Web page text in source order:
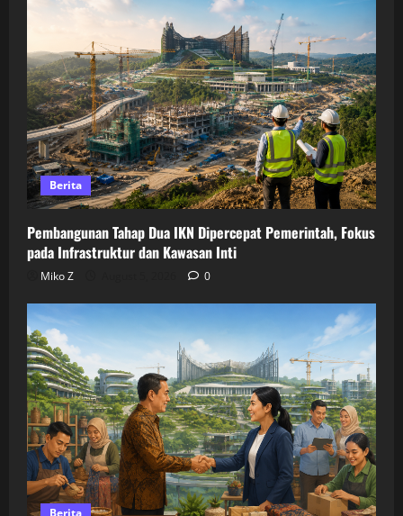
Berita
Pembangunan Tahap Dua IKN Dipercepat Pemerintah, Fokus
pada Infrastruktur dan Kawasan Inti
Miko Z 0